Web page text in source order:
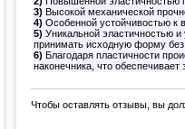
3) Высокой механической
4) Особенной устойчивостью к
5) Уникальной эластичностью и
принимать исходную форму
6) Благодаря пластичности
наконечника, что
Чтобы оставлять отзывы, вы